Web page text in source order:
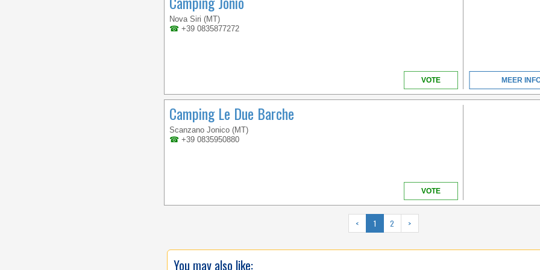
Nova Siri (MT)
☎ +39 0835877272
VOTE MEER
Camping Le Due Barche
Scanzano Jonico (MT)
☎ +39 0835950880
VOTE
< 1 2 >
You may also like: